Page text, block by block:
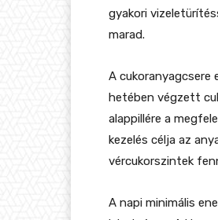
gyakori
marad.
A cukoranyagcsere
hetében végzett
alappillére a
kezelés célja az
vércukorszintek
A napi minimális